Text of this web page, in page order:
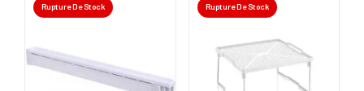
Rupture De Stock Rupture De Stock